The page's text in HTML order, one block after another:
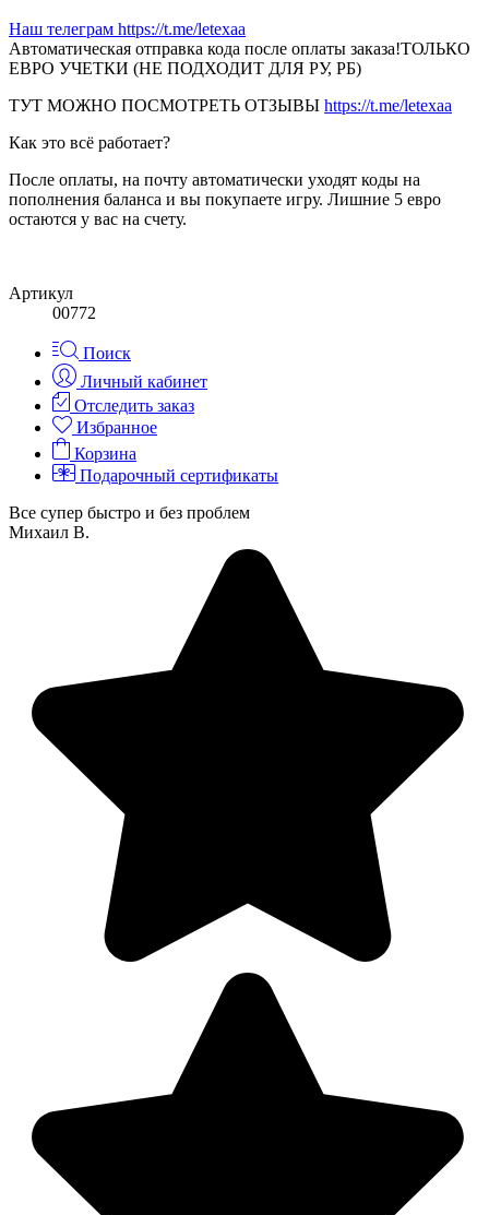
Наш телеграм https://t.me/letexaa
Автоматическая отправка кода после оплаты заказа!ТОЛЬКО
ЕВРО УЧЕТКИ (НЕ ПОДХОДИТ ДЛЯ РУ, РБ)
ТУТ МОЖНО ПОСМОТРЕТЬ ОТЗЫВЫ https://t.me/letexaa
Как это всё работает?
После оплаты, на почту автоматически уходят коды на
пополнения баланса и вы покупаете игру. Лишние 5 евро
остаются у вас на счету.
Артикул
00772
Поиск
Личный кабинет
Отследить заказ
Избранное
Корзина
Подарочный сертификаты
Все супер быстро и без проблем
Михаил В.